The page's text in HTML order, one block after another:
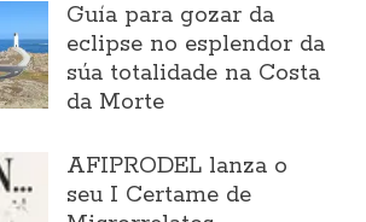
Guía para gozar da
eclipse no esplendor da
súa totalidade na Costa
da Morte
AFIPRODEL lanza o
seu I Certame de